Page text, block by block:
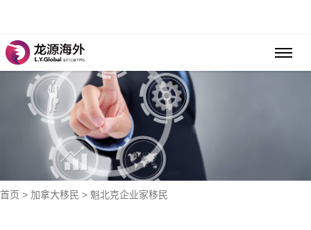
首页 > 加拿大移民 > 魁北克企业家移民